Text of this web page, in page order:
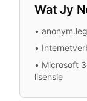
Wat Jy
•
•
• Microsoft
lisensie